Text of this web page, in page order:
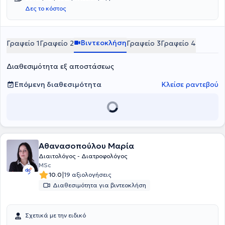
όλων των ηλικιών που αντιμετωπίζουν δυσκολίες με το σωματικό
παρακολούθηση λόγω προβλημάτων υγείας αλλά και σε άτομα
Δες το κόστος
Γραφείο 1Γραφείο 2 ΒιντεοκλήσηΓραφείο 3Γραφείο 4
Διαθεσιμότητα εξ αποστάσεως
Επόμενη διαθεσιμότητα
Κλείσε ραντεβού
Αθανασοπούλου Μαρία
Διαιτολόγος - Διατροφολόγος
MSc
10.0|19 αξιολογήσεις
Διαθεσιμότητα για βιντεοκλήση
Σχετικά με την ειδικό